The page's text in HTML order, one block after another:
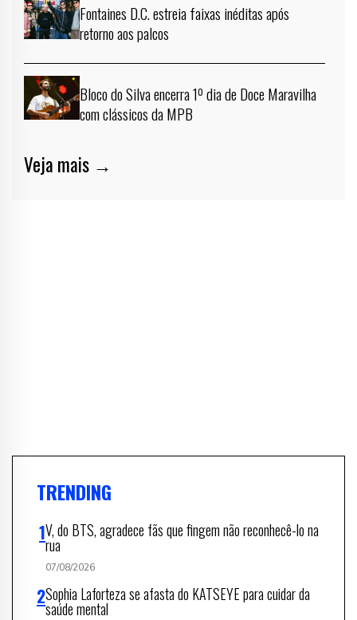
Fontaines D.C. estreia faixas inéditas após
retorno aos palcos
Bloco do Silva encerra 1º dia de Doce Maravilha
com clássicos da MPB
Veja mais →
TRENDING
V, do BTS, agradece fãs que fingem não reconhecê-lo na
rua
07/08/2026
Sophia Laforteza se afasta do KATSEYE para cuidar da
saúde mental